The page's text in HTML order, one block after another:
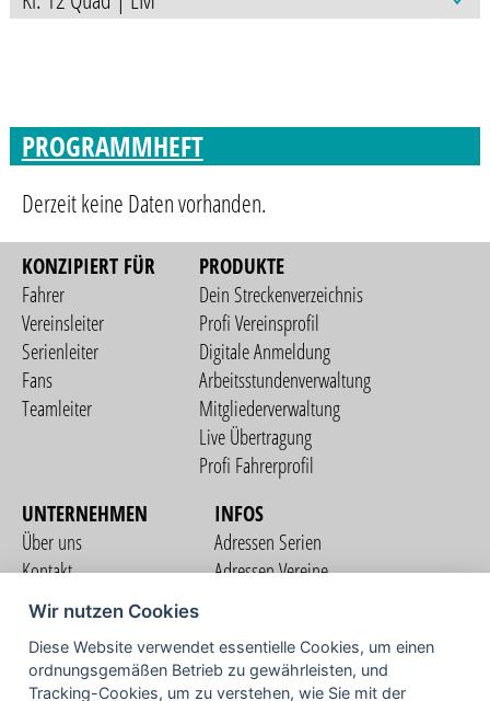
PROGRAMMHEFT
Derzeit keine Daten vorhanden.
KONZIPIERT FÜR
Fahrer
Vereinsleiter
Serienleiter
Fans
Teamleiter
PRODUKTE
Dein Streckenverzeichnis
Profi Vereinsprofil
Digitale Anmeldung
Arbeitsstundenverwaltung
Mitgliederverwaltung
Live Übertragung
Profi Fahrerprofil
UNTERNEHMEN
Über uns
Kontakt
Nutzungsbedingungen
Datenschutzerklärung
Impressum
INFOS
Adressen Serien
Adressen Vereine
COMMUNITY
Wir nutzen Cookies
Diese Website verwendet essentielle Cookies, um einen
ordnungsgemäßen Betrieb zu gewährleisten, und
Tracking-Cookies, um zu verstehen, wie Sie mit der